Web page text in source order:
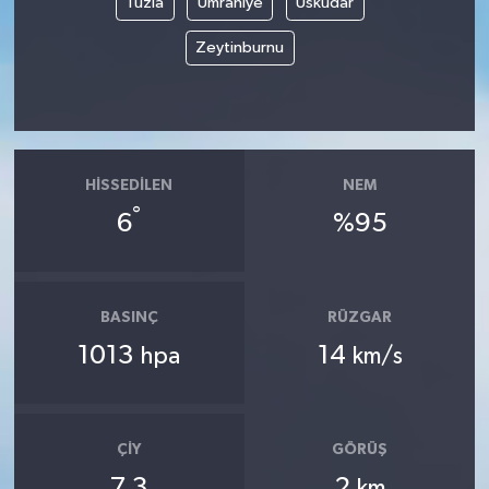
Zeytinburnu
HISSEDILEN
6°
NEM
%95
BASINÇ
1013 hpa
RÜZGAR
14 km/s
ÇIY GÖRÜŞ